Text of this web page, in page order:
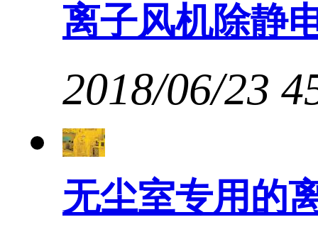
离子风机除静
2018/06/23
无尘室专用的